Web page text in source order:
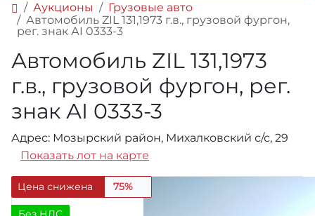
Аукционы
Грузовые авто
Автомобиль ZIL 131,1973 г.в., грузовой фургон,
рег. знак АI 0333-3
Автомобиль ZIL 131,1973
г.в., грузовой фургон, рег.
знак АI 0333-3
Адрес: Мозырский район, Михалковский с/с, 29
Показать лот на карте
Цена снижена 75%